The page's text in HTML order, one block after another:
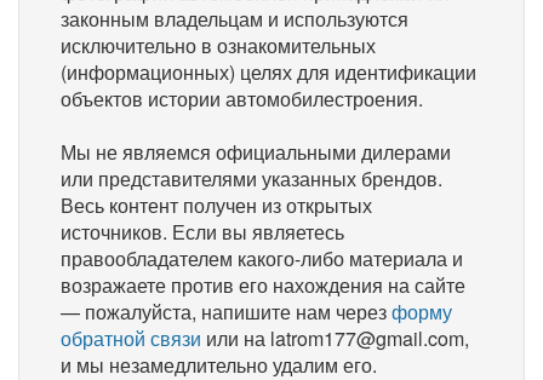
законным владельцам и используются
исключительно в ознакомительных
(информационных) целях для идентификации
объектов истории автомобилестроения.
Мы не являемся официальными дилерами
или представителями указанных брендов.
Весь контент получен из открытых
источников. Если вы являетесь
правообладателем какого-либо материала и
возражаете против его нахождения на сайте
— пожалуйста, напишите нам черезформу
обратной связи или на latrom177@gmail.com,
и мы незамедлительно удалим его.